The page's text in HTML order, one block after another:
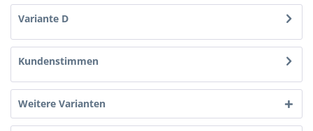
Variante D
Kundenstimmen
Weitere Varianten